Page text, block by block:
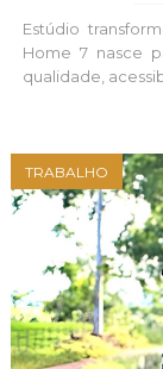
Estúdio
Home 7 nasce
qualidade,
TRABALHO